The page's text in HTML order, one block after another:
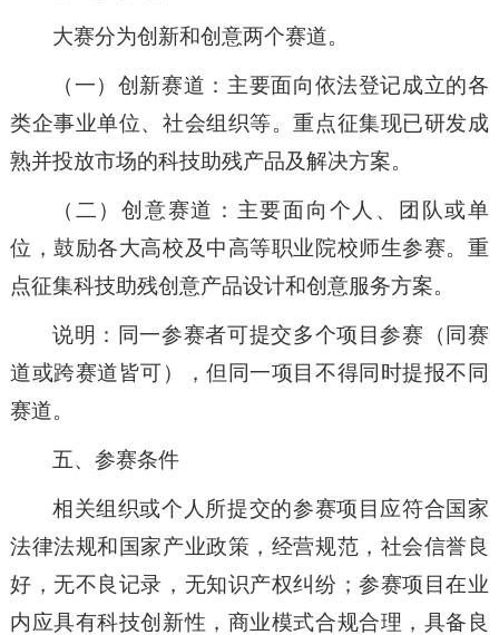
大赛分为创新和创意两个赛道。
（一）创新赛道：主要面向依法登记成立的各
类企事业单位、社会组织等。重点征集现已研发成
熟并投放市场的科技助残产品及解决方案。
（二）创意赛道：主要面向个人、团队或单
位，鼓励各大高校及中高等职业院校师生参赛。重
点征集科技助残创意产品设计和创意服务方案。
说明：同一参赛者可提交多个项目参赛（同赛
道或跨赛道皆可），但同一项目不得同时提报不同
赛道。
五、参赛条件
相关组织或个人所提交的参赛项目应符合国家
法律法规和国家产业政策，经营规范，社会信誉良
好，无不良记录，无知识产权纠纷；参赛项目在业
内应具有科技创新性，商业模式合规合理，具备良